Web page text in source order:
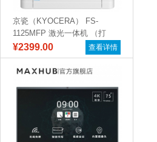
京瓷（KYOCERA） FS-
1125MFP 激光一体机 （打
印...
¥2399.00 查看详情